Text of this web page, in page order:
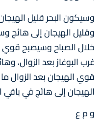
وسيكون البحر قليل
وقليل الهيجان إلى هائج
خلال الصباح وسيصبح قوي
غرب البوغاز بعد الزوال،
قوي الهيجان بعد الزوال
الهيجان إلى هائج في
و م ع